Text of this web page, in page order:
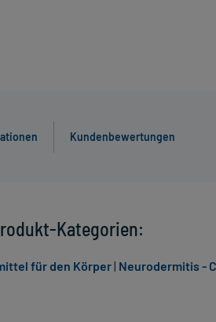
Kundenbewertungen
Kategorien:
für den Körper| Neurodermitis -